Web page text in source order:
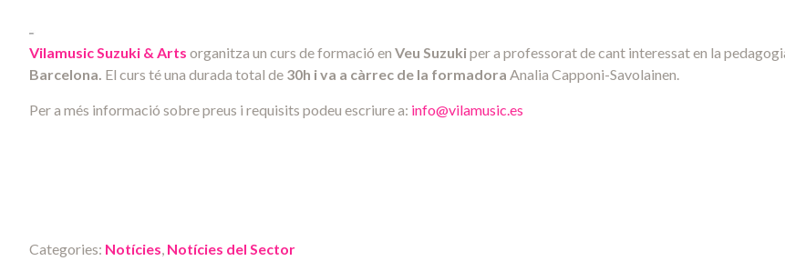
Vilamusic Suzuki & Arts organitza un curs de formació en Veu Suzukiper a professorat de cant interessat en la
Barcelona. El curs té una durada total de 30h i va a càrrec de la formadora Analia Capponi-Savolainen.
Per a més informació sobre preus i requisits podeu escriure a: info@vilamusic.es
Categories: Notícies, Notícies del Sector